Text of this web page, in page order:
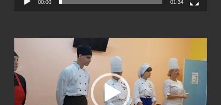
00:00 01:34